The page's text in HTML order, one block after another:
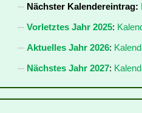
Nächster Kalendereintrag:
Vorletztes Jahr 2025:
Aktuelles Jahr 2026:
Nächstes Jahr 2027: